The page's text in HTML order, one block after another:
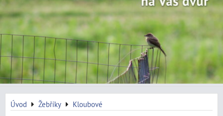
Úvod Žebříky Kloubové